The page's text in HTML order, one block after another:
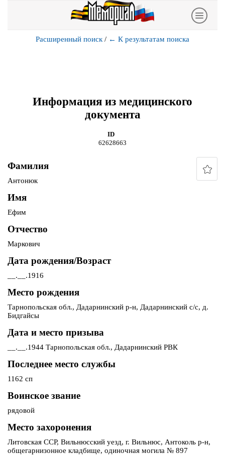
Расширенный поиск / ← К результатам поиска
Информация из медицинского
документа
ID
62628663
Фамилия
Антонюк
Имя
Ефим
Отчество
Маркович
Дата рождения/Возраст
__.__.1916
Место рождения
Тарнопольская обл., Дадарнинский р-н, Дадарнинский с/с, д.
Бидгайсы
Дата и место призыва
__.__.1944 Тарнопольская обл., Дадарнинский РВК
Последнее место службы
1162 сп
Воинское звание
рядовой
Место захоронения
Литовская ССР, Вильнюсский уезд, г. Вильнюс, Антоколь р-н,
общегарнизонное кладбище, одиночная могила № 897